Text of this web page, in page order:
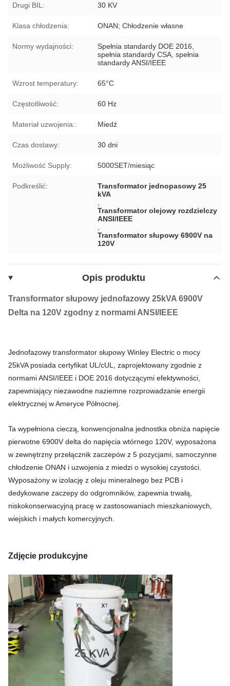
Drugi BIL: 30 KV
Klasa chłodzenia: ONAN; Chłodzenie własne
Normy wydajności:
Spełnia standardy DOE 2016,
spełnia standardy CSA, spełnia
standardy ANSI/IEEE
Wzrost temperatury: 65°C
Częstotliwość: 60 Hz
Materiał uzwojenia:: Miedź
Czas dostawy: 30 dni
Możliwość Supply: 5000SET/miesiąc
Podkreślić:
Transformator jednopasowy 25
kVA
Transformator olejowy rozdzielczy
ANSI/IEEE
Transformator słupowy 6900V na
120V
Opis produktu
Transformator słupowy jednofazowy 25kVA 6900V
Delta na 120V zgodny z normami ANSI/IEEE
Jednofazowy transformator słupowy Winley Electric o mocy
25kVA posiada certyfikat UL/cUL, zaprojektowany zgodnie z
normami ANSI/IEEE i DOE 2016 dotyczącymi efektywności,
zapewniający niezawodne naziemne rozprowadzanie energii
elektrycznej w Ameryce Północnej.
Ta wypełniona cieczą, konwencjonalna jednostka obniża napięcie
pierwotne 6900V delta do napięcia wtórnego 120V, wyposażona
w zewnętrzny przełącznik zaczepów z 5 pozycjami, samoczynne
chłodzenie ONAN i uzwojenia z miedzi o wysokiej czystości.
Wyposażony w izolację z oleju mineralnego bez PCB i
dedykowane zaczepy do odgromników, zapewnia trwałą,
niskokonserwacyjną pracę w zastosowaniach mieszkaniowych,
wiejskich i małych komercyjnych.
Zdjęcie produkcyjne